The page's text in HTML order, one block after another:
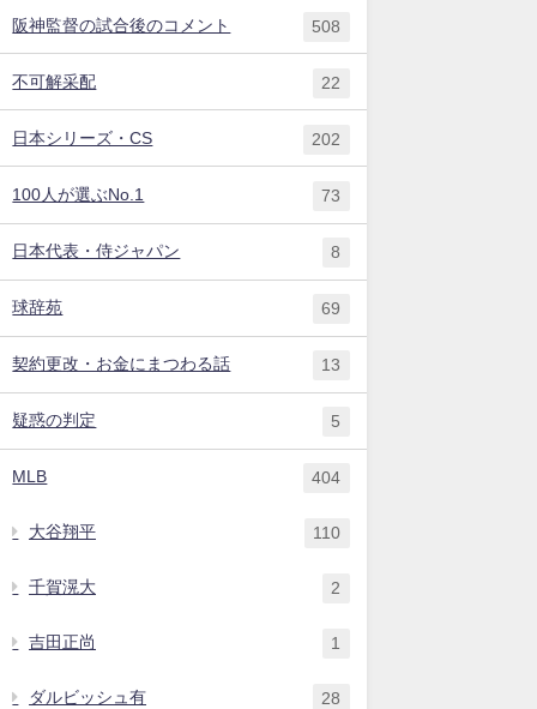
阪神監督の試合後のコメント 508
不可解采配 22
日本シリーズ・CS 202
100人が選ぶNo.1 73
日本代表・侍ジャパン 8
球辞苑 69
契約更改・お金にまつわる話 13
疑惑の判定 5
MLB 404
大谷翔平 110
千賀滉大 2
吉田正尚 1
ダルビッシュ有 28